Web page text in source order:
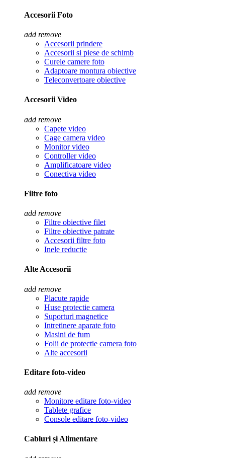
Accesorii Foto
add remove
Accesorii prindere
Accesorii si piese de schimb
Curele camere foto
Adaptoare montura obiective
Teleconvertoare obiective
Accesorii Video
add remove
Capete video
Cage camera video
Monitor video
Controller video
Amplificatoare video
Conectiva video
Filtre foto
add remove
Filtre obiective filet
Filtre obiective patrate
Accesorii filtre foto
Inele reductie
Alte Accesorii
add remove
Placute rapide
Huse protectie camera
Suporturi magnetice
Intretinere aparate foto
Masini de fum
Folii de protectie camera foto
Alte accesorii
Editare foto-video
add remove
Monitore editare foto-video
Tablete grafice
Console editare foto-video
Cabluri și Alimentare